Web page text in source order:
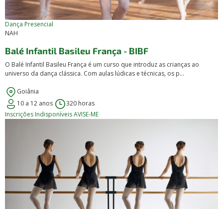
Dança Presencial
NAH
Balé Infantil Basileu França - BIBF
O Balé Infantil Basileu França é um curso que introduz as crianças ao
universo da dança clássica. Com aulas lúdicas e técnicas, os p...
Goiânia
10 a 12 anos
320 horas
Inscrições IndisponíveisAVISE-ME